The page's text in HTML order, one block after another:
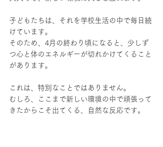
子どもたちは、それを学校生活の中で毎日続
けています。
そのため、4月の終わり頃になると、少しず
つ心と体のエネルギーが切れかけてくること
があります。
これは、特別なことではありません。
むしろ、ここまで新しい環境の中で頑張って
きたからこそ出てくる、自然な反応です。